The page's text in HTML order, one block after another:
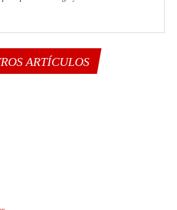
ARTÍCULOS